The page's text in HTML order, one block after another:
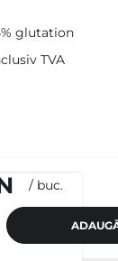
/ buc.
glutation
TVA